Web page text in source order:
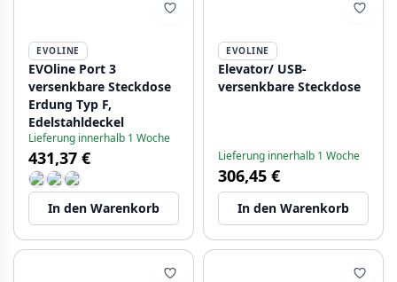
EVOLINE
EVOline Port 3
versenkbare Steckdose
Erdung Typ F,
Edelstahldeckel
Lieferung innerhalb 1 Woche
431,37 €
In den Warenkorb
EVOLINE
Elevator/ USB-
versenkbare Steckdose
Lieferung innerhalb 1 Woche
306,45 €
In den Warenkorb